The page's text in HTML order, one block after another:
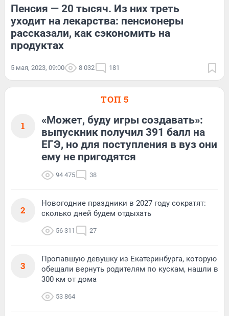
Пенсия — 20 тысяч. Из них треть
уходит на лекарства: пенсионеры
рассказали, как сэкономить на
продуктах
5 мая, 2023, 09:00 8 032 181
ТОП 5
1
«Может, буду игры создавать»:
выпускник получил 391 балл на
ЕГЭ, но для поступления в вуз они
ему не пригодятся
94 475 38
2
Новогодние праздники в 2027 году сократят:
сколько дней будем отдыхать
56 311 27
3
Пропавшую девушку из Екатеринбурга, которую
обещали вернуть родителям по кускам, нашли в
300 км от дома
53 864